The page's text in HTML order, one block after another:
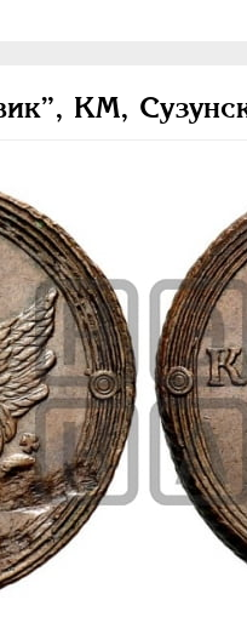
КМ,